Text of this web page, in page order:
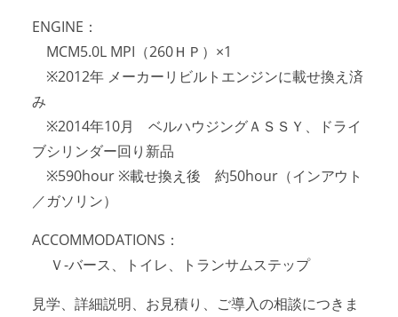
ENGINE：
MCM5.0L MPI（260ＨＰ）×1
※2012年 メーカーリビルトエンジンに載せ換え済
み
※2014年10月 ベルハウジングＡＳＳＹ、ドライ
ブシリンダー回り新品
※590hour ※載せ換え後 約50hour（インアウト
／ガソリン）
ACCOMMODATIONS：
Ｖ-バース、トイレ、トランサムステップ
見学、詳細説明、お見積り、ご導入の相談につきま